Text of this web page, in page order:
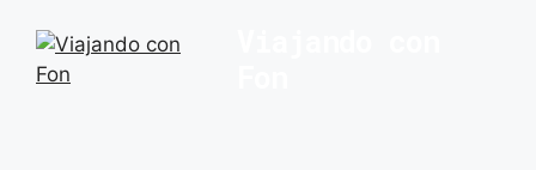
contenido